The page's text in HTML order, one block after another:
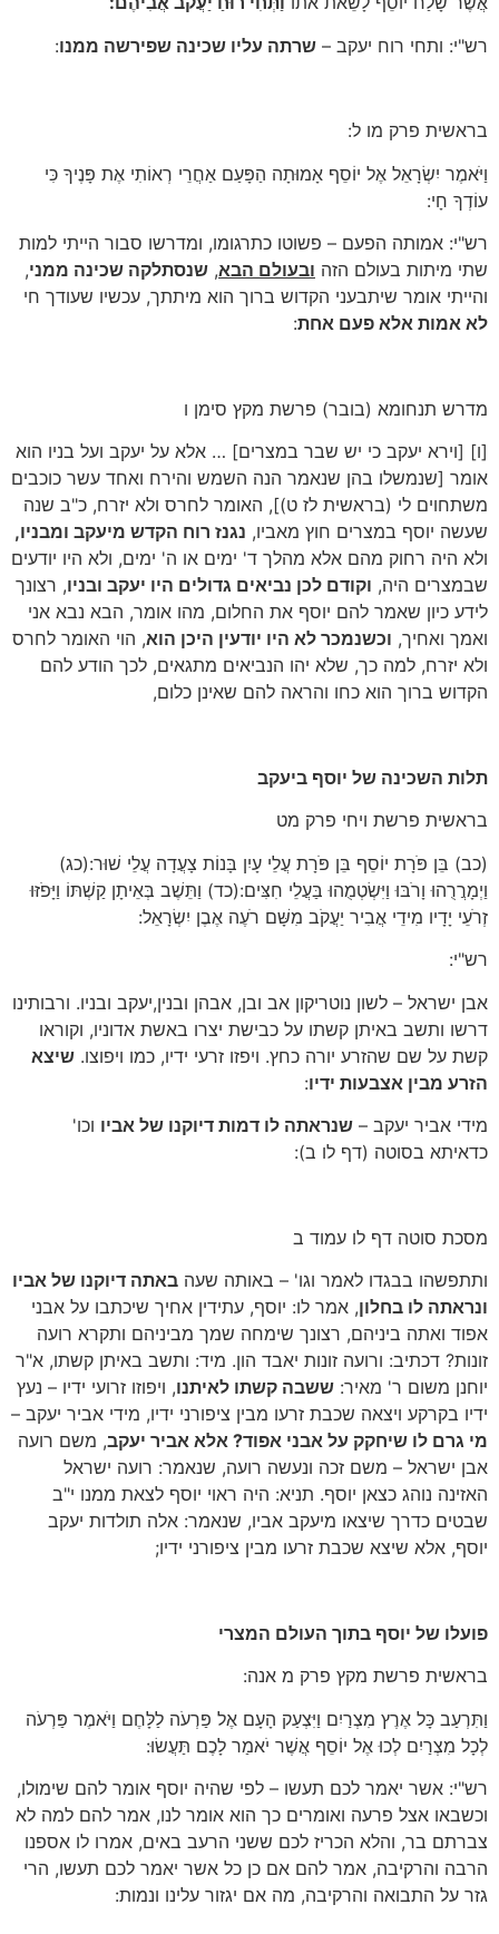
רש"י: ותחי רוח יעקב – שרתה עליו שכינה שפירשה ממנו:
בראשית פרק מו ל:
וַיֹּאמֶר יִשְׂרָאֵל אֶל יוֹסֵף אָמוּתָה הַפָּעַם אַחֲרֵי רְאוֹתִי אֶת פָּנֶיךָ כִּי
עוֹדְךָ חָי:
רש"י: אמותה הפעם – פשוטו כתרגומו, ומדרשו סבור הייתי למות
שתי מיתות בעולם הזה ובעולם הבא, שנסתלקה שכינה ממני,
והייתי אומר שיתבעני הקדוש ברוך הוא מיתתך, עכשיו שעודך חי
לא אמות אלא פעם אחת:
מדרש תנחומא (בובר) פרשת מקץ סימן ו
[ו] [וירא יעקב כי יש שבר במצרים] … אלא על יעקב ועל בניו הוא
אומר [שנמשלו בהן שנאמר הנה השמש והירח ואחד עשר כוכבים
משתחוים לי (בראשית לז ט)], האומר לחרס ולא יזרח, כ"ב שנה
שעשה יוסף במצרים חוץ מאביו, נגנז רוח הקדש מיעקב ומבניו,
ולא היה רחוק מהם אלא מהלך ד' ימים או ה' ימים, ולא היו יודעים
שבמצרים היה, וקודם לכן נביאים גדולים היו יעקב ובניו, רצונך
לידע כיון שאמר להם יוסף את החלום, מהו אומר, הבא נבא אני
ואמך ואחיך, וכשנמכר לא היו יודעין היכן הוא, הוי האומר לחרס
ולא יזרח, למה כך, שלא יהו הנביאים מתגאים, לכך הודע להם
הקדוש ברוך הוא כחו והראה להם שאינן כלום,
תלות השכינה של יוסף ביעקב
בראשית פרשת ויחי פרק מט
(כב) בֵּן פֹּרָת יוֹסֵף בֵּן פֹּרָת עֲלֵי עָיִן בָּנוֹת צָעֲדָה עֲלֵי שׁוּר:(כג)
וַיְמָרֲרֻהוּ וָרֹבּוּ וַיִּשְׂטְמֻהוּ בַּעֲלֵי חִצִּים:(כד) וַתֵּשֶׁב בְּאֵיתָן קַשְׁתּוֹ וַיָּפֹזּוּ
זְרֹעֵי יָדָיו מִידֵי אֲבִיר יַעֲקֹב מִשָּׁם רֹעֶה אֶבֶן יִשְׂרָאֵל:
רש"י:
אבן ישראל – לשון נוטריקון אב ובן, אבהן ובנין,יעקב ובניו. ורבותינו
דרשו ותשב באיתן קשתו על כבישת יצרו באשת אדוניו, וקוראו
קשת על שם שהזרע יורה כחץ. ויפזו זרעי ידיו, כמו ויפוצו. שיצא
הזרע מבין אצבעות ידיו:
מידי אביר יעקב – שנראתה לו דמות דיוקנו של אביו וכו'
כדאיתא בסוטה (דף לו ב):
מסכת סוטה דף לו עמוד ב
ותתפשהו בבגדו לאמר וגו' – באותה שעה באתה דיוקנו של אביו
ונראתה לו בחלון, אמר לו: יוסף, עתידין אחיך שיכתבו על אבני
אפוד ואתה ביניהם, רצונך שימחה שמך מביניהם ותקרא רועה
זונות? דכתיב: ורועה זונות יאבד הון. מיד: ותשב באיתן קשתו, א"ר
יוחנן משום ר' מאיר: ששבה קשתו לאיתנו, ויפוזו זרועי ידיו – נעץ
ידיו בקרקע ויצאה שכבת זרעו מבין ציפורני ידיו, מידי אביר יעקב –
מי גרם לו שיחקק על אבני אפוד? אלא אביר יעקב, משם רועה
אבן ישראל – משם זכה ונעשה רועה, שנאמר: רועה ישראל
האזינה נוהג כצאן יוסף. תניא: היה ראוי יוסף לצאת ממנו י"ב
שבטים כדרך שיצאו מיעקב אביו, שנאמר: אלה תולדות יעקב
יוסף, אלא שיצא שכבת זרעו מבין ציפורני ידיו;
פועלו של יוסף בתוך העולם המצרי
בראשית פרשת מקץ פרק מ אנה:
וַתִּרְעַב כָּל אֶרֶץ מִצְרַיִם וַיִּצְעַק הָעָם אֶל פַּרְעֹה לַלָּחֶם וַיֹּאמֶר פַּרְעֹה
לְכָל מִצְרַיִם לְכוּ אֶל יוֹסֵף אֲשֶׁר יֹאמַר לָכֶם תַּעֲשׂוּ:
רש"י: אשר יאמר לכם תעשו – לפי שהיה יוסף אומר להם שימולו,
וכשבאו אצל פרעה ואומרים כך הוא אומר לנו, אמר להם למה לא
צברתם בר, והלא הכריז לכם ששני הרעב באים, אמרו לו אספנו
הרבה והרקיבה, אמר להם אם כן כל אשר יאמר לכם תעשו, הרי
גזר על התבואה והרקיבה, מה אם יגזור עלינו ונמות: